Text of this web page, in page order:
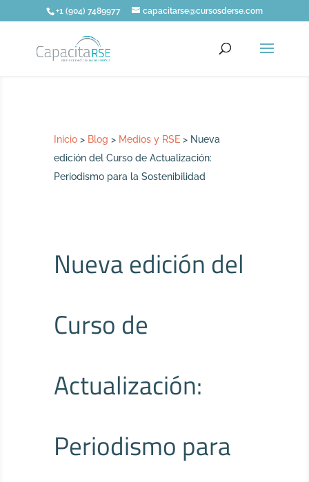
+1 (904) 7489977 capacitarse@cursosderse.com
Inicio > Blog > Medios y RSE > Nueva
edición del Curso de Actualización:
Periodismo para la Sostenibilidad
Nueva edición del
Curso de
Actualización:
Periodismo para